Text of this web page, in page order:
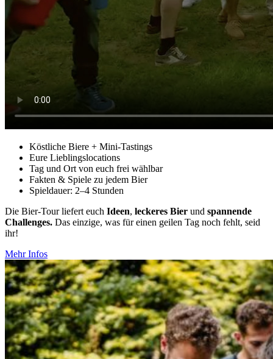
Köst­liche Biere + Mini-Tastings
Eure Lieb­lings­lo­ca­tions
Tag und Ort von euch frei wählbar
Fakten & Spiele zu jedem Bier
Spiel­dauer: 2–4 Stunden
Die Bier-Tour liefert euch Ideen, leckeres Bier und span­nende
Chal­lenges. Das einzige, was für einen geilen Tag noch fehlt, seid
ihr!
Mehr Infos